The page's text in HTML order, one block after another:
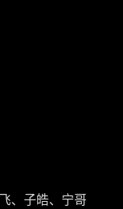
、子皓、宁哥